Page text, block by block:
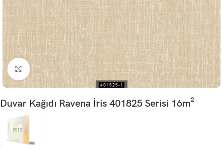
Büyütmek için tıklayın
Duvar Kağıdı Ravena İris 401825 Serisi 16m²